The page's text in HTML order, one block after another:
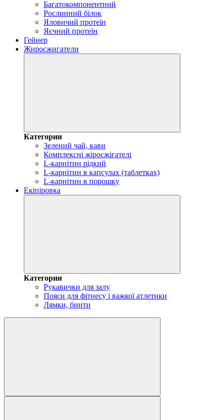
Багатокомпонентний
Рослинний білок
Яловичий протеїн
Яєчний протеїн
Гейнер
Жиросжигатели
Категории
Зелений чай, кави
Комплексні жіросжігателі
L-карнітин рідкий
L-карнітин в капсулах (таблетках)
L-карнітин в порошку
Екіпіровка
Категории
Рукавички для залу
Пояси для фітнесу і важкої атлетики
Лямки, бинти